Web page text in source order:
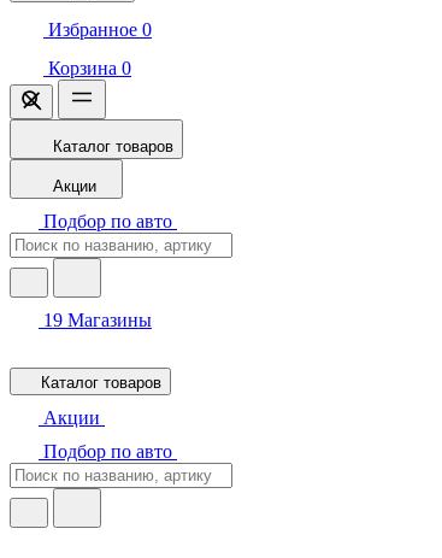
Избранное 0
Корзина 0
Каталог товаров
Акции
Подбор по авто
19 Магазины
Каталог товаров
Акции
Подбор по авто